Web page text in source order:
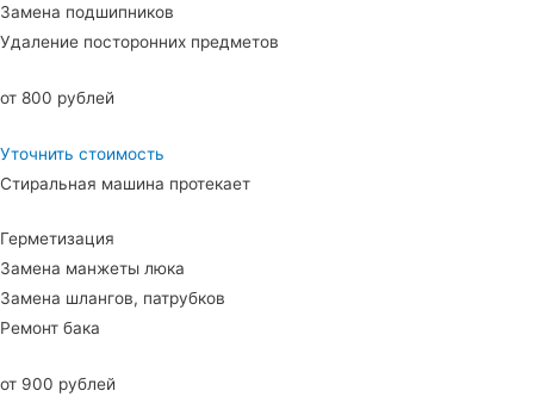
Замена подшипников
Удаление посторонних предметов
от 800 рублей
Уточнить стоимость
Стиральная машина протекает
Герметизация
Замена манжеты люка
Замена шлангов, патрубков
Ремонт бака
от 900 рублей